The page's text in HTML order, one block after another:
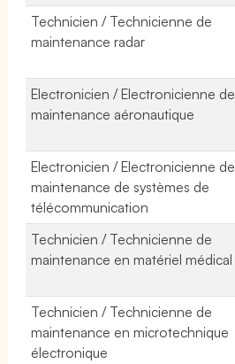
Technicien / Technicienne de
maintenance radar
Electronicien / Electronicienne de
maintenance aéronautique
Electronicien / Electronicienne de
maintenance de systèmes de
télécommunication
Technicien / Technicienne de
maintenance en matériel médical
Technicien / Technicienne de
maintenance en microtechnique
électronique